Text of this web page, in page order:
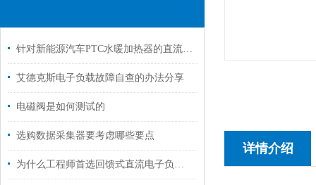
针对新能源汽车PTC水暖加热器的直流测试方案
艾德克斯电子负载故障自查的办法分享
电磁阀是如何测试的
选购数据采集器要考虑哪些要点
为什么工程师首选回馈式直流电子负载进行电源测试？
详情介绍